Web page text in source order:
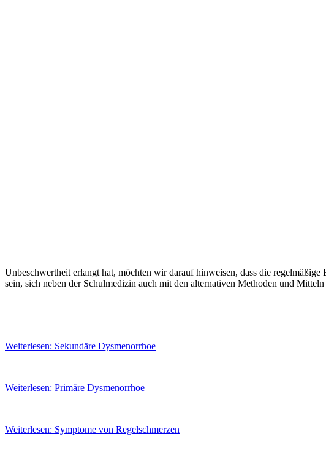
Unbeschwertheit erlangt hat, möchten wir darauf hinweisen, dass die
sein, sich neben der Schulmedizin auch mit den alternativen Methoden und Mitteln
Weiterlesen: Sekundäre Dysmenorrhoe
Weiterlesen: Primäre Dysmenorrhoe
Weiterlesen: Symptome von Regelschmerzen